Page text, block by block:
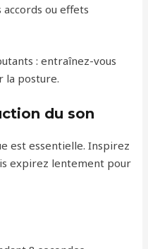
ou effets
: entraînez-vous
la posture.
du son
est essentielle. Inspirez
expirez lentement pour